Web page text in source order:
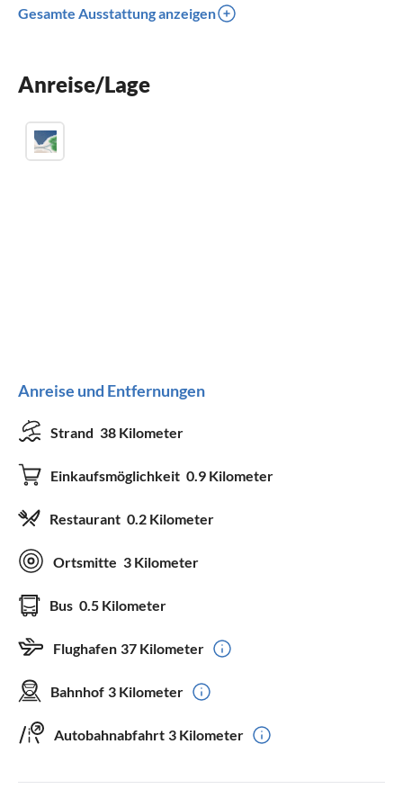
Terrasse
Waschmaschine
Gesamte Ausstattung anzeigen
Anreise/Lage
Anreise und Entfernungen
Strand 38 Kilometer
Einkaufsmöglichkeit 0.9 Kilometer
Restaurant 0.2 Kilometer
Ortsmitte 3 Kilometer
Bus 0.5 Kilometer
Flughafen 37 Kilometer
Bahnhof 3 Kilometer
Autobahnabfahrt 3 Kilometer